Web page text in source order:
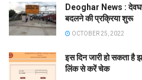
Deoghar News :
बदलने की प्रक्रिया शुरू
OCTOBER 25, 2022
इस दिन जारी हो सकता है
लिंक से करें चेक